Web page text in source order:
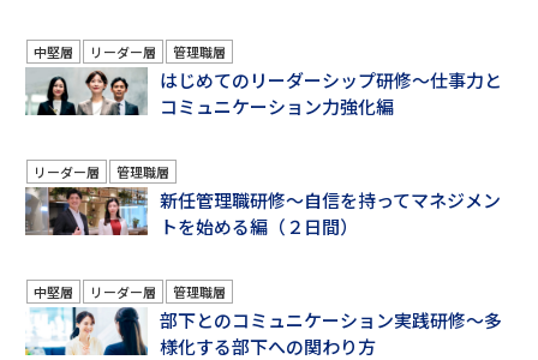
中堅層 リーダー層 管理職層
はじめてのリーダーシップ研修～仕事力と
コミュニケーション力強化編
リーダー層 管理職層
新任管理職研修～自信を持ってマネジメン
トを始める編（２日間）
中堅層 リーダー層 管理職層
部下とのコミュニケーション実践研修～多
様化する部下への関わり方